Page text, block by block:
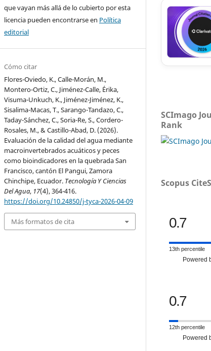
que vayan más allá de lo cubierto por esta
licencia pueden encontrarse en Política
editorial
Cómo citar
Flores-Oviedo, K., Calle-Morán, M.,
Montero-Ortiz, C., Jiménez-Calle, Érika,
Visuma-Unkuch, K., Jiménez-Jiménez, K.,
Sisalima-Macas, T., Sarango-Tandazo, C.,
Taday-Sánchez, C., Soria-Re, S., Cordero-
Rosales, M., & Castillo-Abad, D. (2026).
Evaluación de la calidad del agua mediante
macroinvertebrados acuáticos y peces
como bioindicadores en la quebrada San
Francisco, cantón El Pangui, Zamora
Chinchipe, Ecuador. Tecnología Y Ciencias
Del Agua, 17(4), 364-416.
https://doi.org/10.24850/j-tyca-2026-04-09
Más formatos de cita
SCImago
Rank
Scopus
0.7
13th percentile
Powered
0.7
12th percentile
Powered